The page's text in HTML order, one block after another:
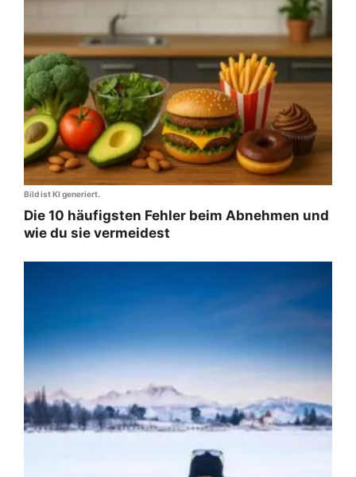
Bild ist KI generiert.
Die 10 häufigsten Fehler beim Abnehmen und
wie du sie vermeidest